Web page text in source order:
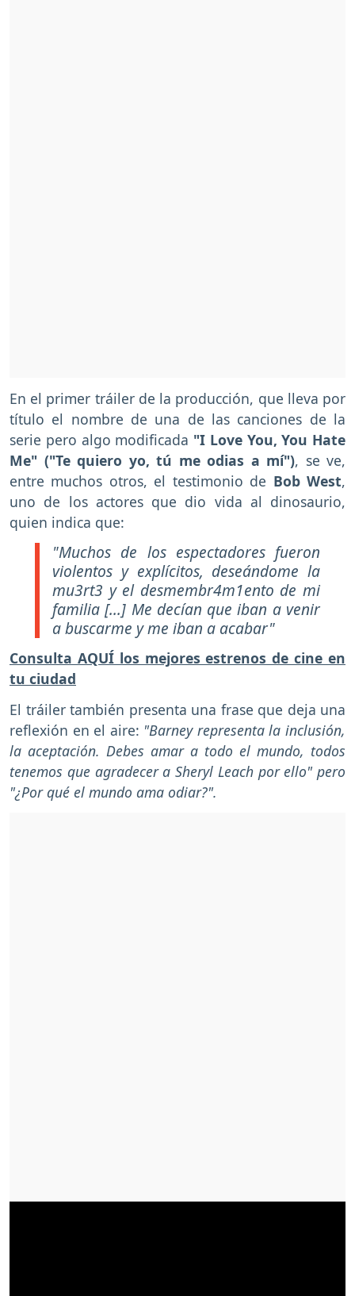
En el primer tráiler de la producción, que lleva por
título el nombre de una de las canciones de la
serie pero algo modificada "I Love You, You Hate
Me" ("Te quiero yo, tú me odias a mí"), se ve,
entre muchos otros, el testimonio de Bob West,
uno de los actores que dio vida al dinosaurio,
quien indica que:
"Muchos de los espectadores fueron
violentos y explícitos, deseándome la
mu3rt3 y el desmembr4m1ento de mi
familia [...] Me decían que iban a venir
a buscarme y me iban a acabar"
Consulta AQUÍ los mejores estrenos de cine en
tu ciudad
El tráiler también presenta una frase que deja una
reflexión en el aire: "Barney representa la inclusión,
la aceptación. Debes amar a todo el mundo, todos
tenemos que agradecer a Sheryl Leach por ello" pero
"¿Por qué el mundo ama odiar?".